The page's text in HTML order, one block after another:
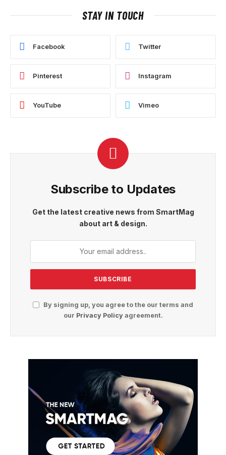
STAY IN TOUCH
Facebook Twitter
Pinterest Instagram
YouTube Vimeo
Subscribe to Updates
Get the latest creative news from SmartMag
about art & design.
By signing up, you agree to the our terms and
our Privacy Policyagreement.